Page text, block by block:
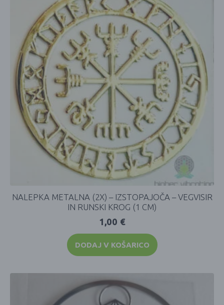
NALEPKA METALNA (2X) – IZSTOPAJOČA – VEGVISIR
IN RUNSKI KROG (1 CM)
1,00 €
DODAJ V KOŠARICO